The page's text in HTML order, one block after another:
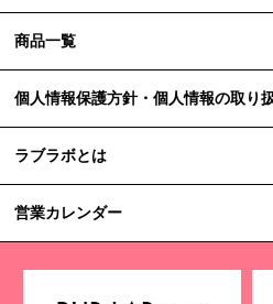
商品一覧
個人情報保護方針・個人情報の取り
ラブラボとは
営業カレンダー